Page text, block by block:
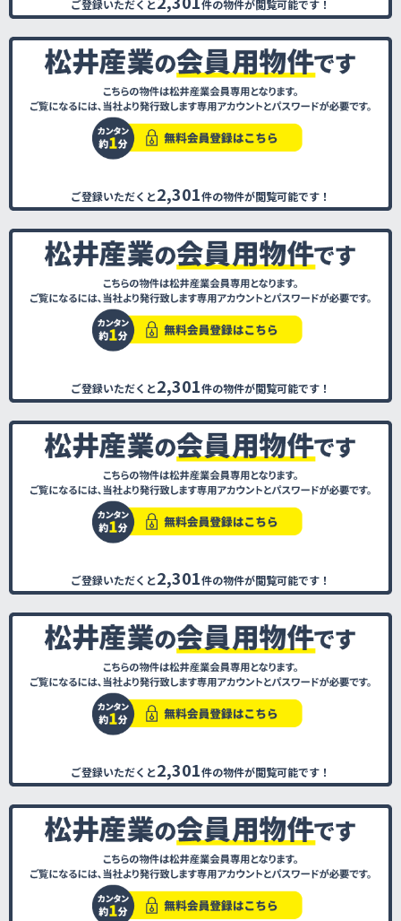
ご登録いただくと 件の物件が閲覧可能です！
ご登録いただくと2,301件の物件が閲覧可能です！
ご登録いただくと2,301件の物件が閲覧可能です！
ご登録いただくと2,301件の物件が閲覧可能です！
ご登録いただくと2,301件の物件が閲覧可能です！